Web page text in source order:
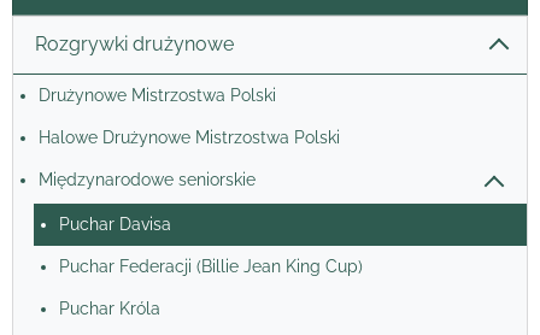
Rozgrywki drużynowe
Drużynowe Mistrzostwa Polski
Halowe Drużynowe Mistrzostwa Polski
Międzynarodowe seniorskie
Puchar Davisa
Puchar Federacji (Billie Jean King Cup)
Puchar Króla